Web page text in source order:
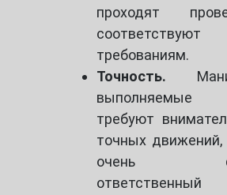
проходят
требованиям.
Точность.
выполняемые
требуют
точных движений,
очень
ответственный